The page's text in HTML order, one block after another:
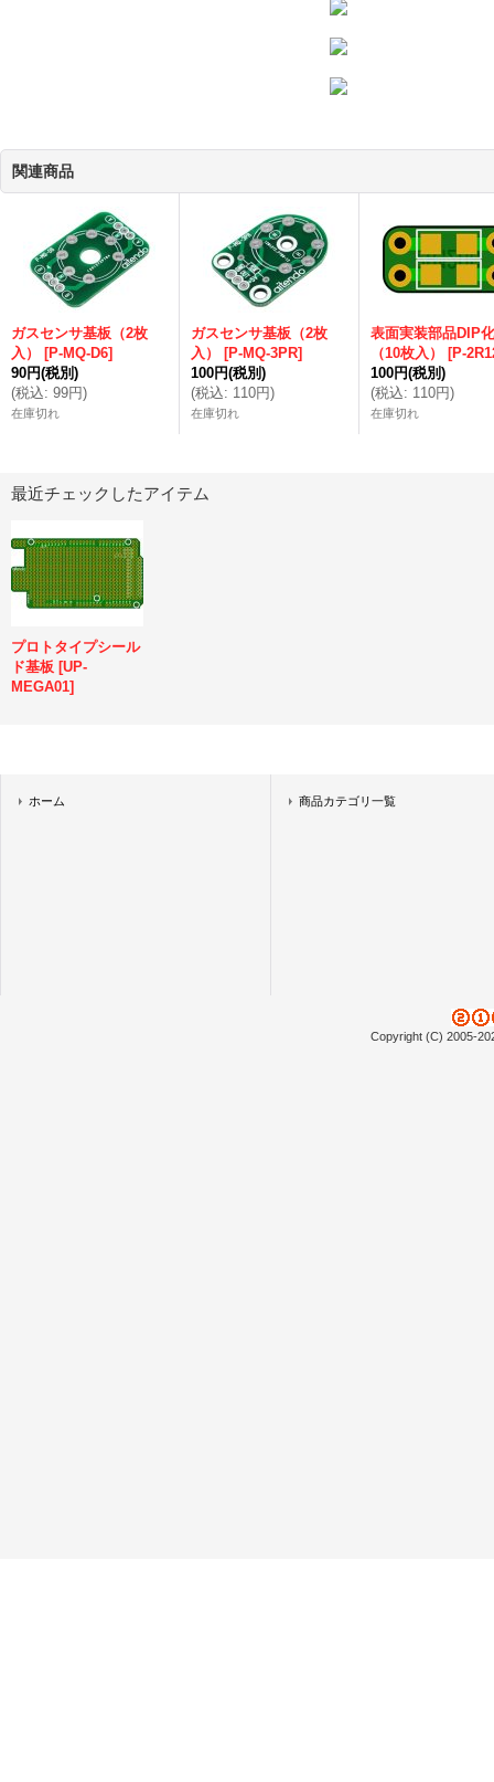
関連商品
ガスセンサ基板（2枚
入）
[P-MQ-D6]
90円(税別)
(税込: 99円)
在庫切れ
ガスセンサ基板（2枚
入）
[P-MQ-3PR]
100円(税別)
(税込: 110円)
在庫切れ
表面実装部品DIP
（10枚入）
[P-
100円(税別)
(税込: 110円)
在庫切れ
最近チェックしたアイテム
プロトタイプシール
ド基板 [UP-
MEGA01]
ホーム 商品カテゴリ一覧
Copyright (C) 2005-